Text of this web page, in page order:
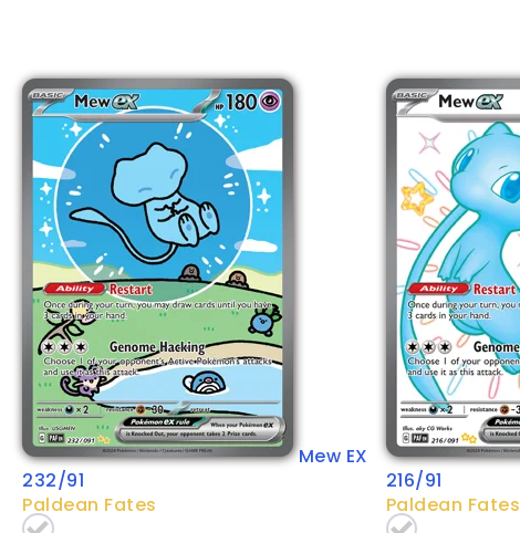
Mew EX
232/91
Paldean Fates
216/91
Paldean Fates